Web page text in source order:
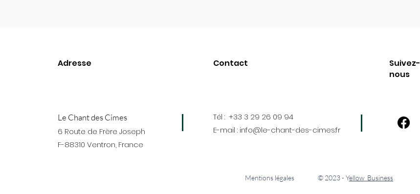
Adresse Contact
Suivez-
nous
L e Chant des Cimes
6 Route de Frère Joseph
F-88310 Ventron, France
Tél : +33 3 29 26 09 94
E-mail : info@le-chant-des-cimes.fr
Mentions légales © 2023 - Yellow Business